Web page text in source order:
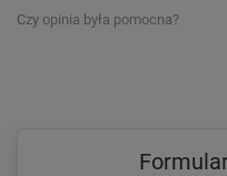
Czy opinia była pomocna?